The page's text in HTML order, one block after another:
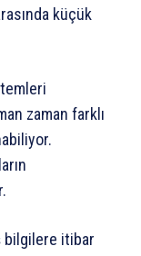
küçük
zaman farklı
bilgilere itibar